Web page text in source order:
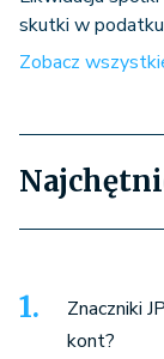
skutki w
Zobacz
Znaczniki
kont?